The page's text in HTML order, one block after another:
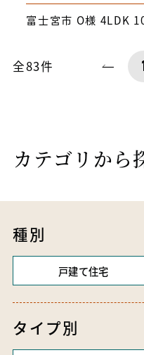
富士宮市 O様 4LDK
全83件
カテゴリから
種別
戸建て住宅
タイプ別